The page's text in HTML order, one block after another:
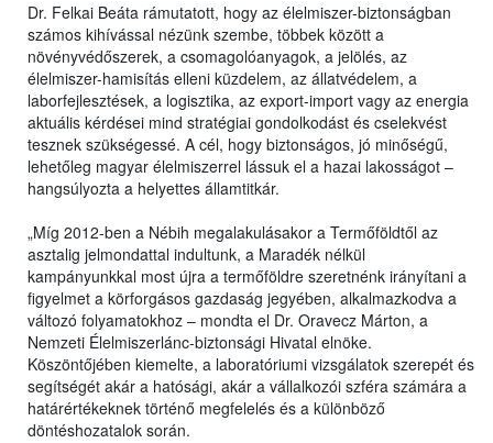
Dr. Felkai Beáta rámutatott, hogy az élelmiszer-biztonságban
számos kihívással nézünk szembe, többek között a
növényvédőszerek, a csomagolóanyagok, a jelölés, az
élelmiszer-hamisítás elleni küzdelem, az állatvédelem, a
laborfejlesztések, a logisztika, az export-import vagy az energia
aktuális kérdései mind stratégiai gondolkodást és cselekvést
tesznek szükségessé. A cél, hogy biztonságos, jó minőségű,
lehetőleg magyar élelmiszerrel lássuk el a hazai lakosságot –
hangsúlyozta a helyettes államtitkár.
„Míg 2012-ben a Nébih megalakulásakor a Termőföldtől az
asztalig jelmondattal indultunk, a Maradék nélkül
kampányunkkal most újra a termőföldre szeretnénk irányítani a
figyelmet a körforgásos gazdaság jegyében, alkalmazkodva a
változó folyamatokhoz – mondta el Dr. Oravecz Márton, a
Nemzeti Élelmiszerlánc-biztonsági Hivatal elnöke.
Köszöntőjében kiemelte, a laboratóriumi vizsgálatok szerepét és
segítségét akár a hatósági, akár a vállalkozói szféra számára a
határértékeknek történő megfelelés és a különböző
döntéshozatalok során.